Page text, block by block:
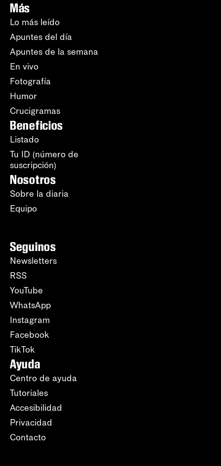
Más
Lo más leído
Apuntes del día
Apuntes de la semana
En vivo
Fotografía
Humor
Crucigramas
Beneficios
Listado
Tu ID (número de
suscripción)
Nosotros
Sobre la diaria
Equipo
Seguinos
Newsletters
RSS
YouTube
WhatsApp
Instagram
Facebook
TikTok
Ayuda
Centro de ayuda
Tutoriales
Accesibilidad
Privacidad
Contacto